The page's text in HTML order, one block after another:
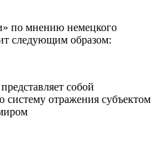
по мнению немецкого
следующим образом:
собой
систему отражения субъектом